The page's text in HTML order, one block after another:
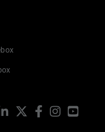
LinkedIn FacebookInstagram